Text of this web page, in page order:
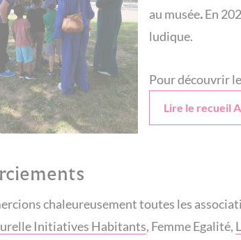
au musée.En
ludique.
Pour découvrir
Lire le recueil
chaleureusement toutes les
Initiatives Habitants, Femme Egalité,